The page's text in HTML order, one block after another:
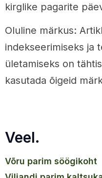
kirglike pagarite
Oluline märkus:
indekseerimiseks ja
ületamiseks on
kasutada õigeid
Veel.
võru parim söögikoht